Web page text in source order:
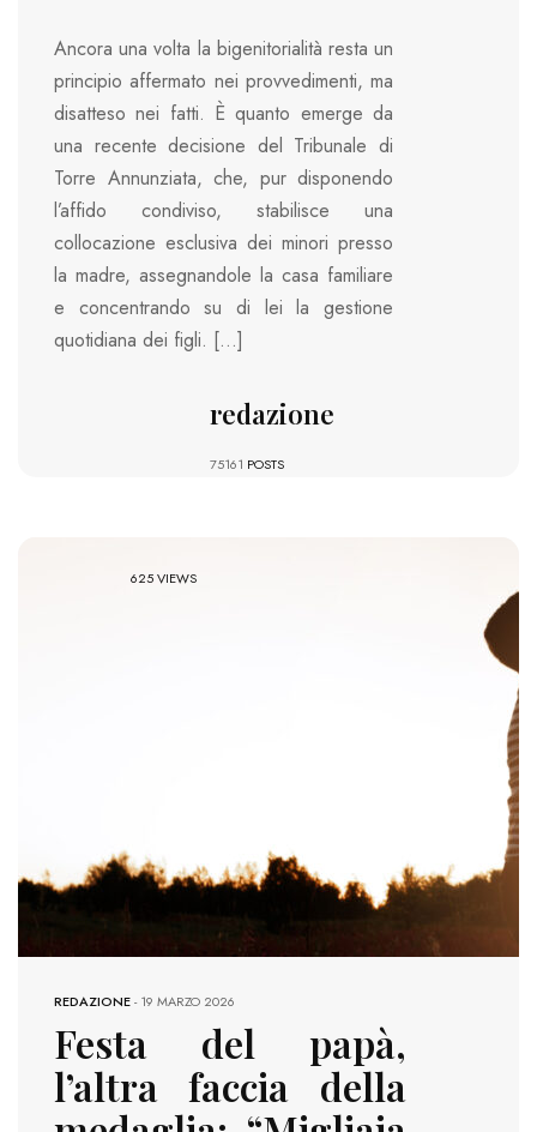
Ancora una volta la bigenitorialità resta un
principio affermato nei provvedimenti, ma
disatteso nei fatti. È quanto emerge da
una recente decisione del Tribunale di
Torre Annunziata, che, pur disponendo
l’affido condiviso, stabilisce una
collocazione esclusiva dei minori presso
la madre, assegnandole la casa familiare
e concentrando su di lei la gestione
quotidiana dei figli. […]
redazione
75161 POSTS
625 VIEWS
REDAZIONE-19 MARZO 2026
Festa del papà,
l’altra faccia della